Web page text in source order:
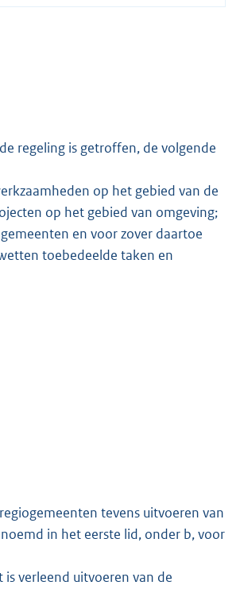
regeling is getroffen, de volgende
op het gebied van de
op het gebied van omgeving;
en voor zover daartoe
toebedeelde taken en
tevens uitvoeren van
in het eerste lid, onder b, voor
verleend uitvoeren van de